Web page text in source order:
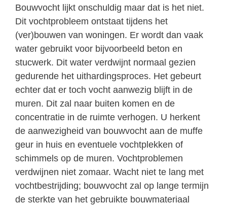
Bouwvocht lijkt onschuldig maar dat is het niet.
Dit vochtprobleem ontstaat tijdens het
(ver)bouwen van woningen. Er wordt dan vaak
water gebruikt voor bijvoorbeeld beton en
stucwerk. Dit water verdwijnt normaal gezien
gedurende het uithardingsproces. Het gebeurt
echter dat er toch vocht aanwezig blijft in de
muren. Dit zal naar buiten komen en de
concentratie in de ruimte verhogen. U herkent
de aanwezigheid van bouwvocht aan de muffe
geur in huis en eventuele vochtplekken of
schimmels op de muren. Vochtproblemen
verdwijnen niet zomaar. Wacht niet te lang met
vochtbestrijding; bouwvocht zal op lange termijn
de sterkte van het gebruikte bouwmateriaal